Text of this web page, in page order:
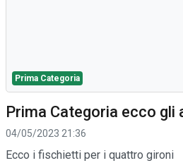
Prima Categoria
Prima Categoria ecco gli
04/05/2023 21:36
Ecco i fischietti per i quattro gironi